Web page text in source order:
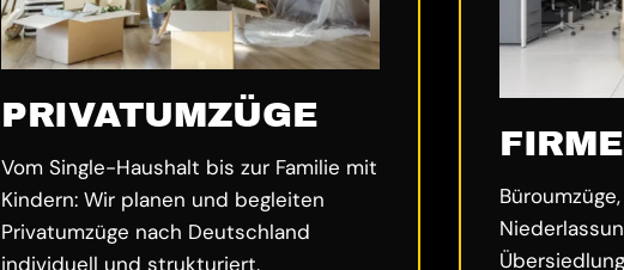
PRIVATUMZÜGE
Vom Single-Haushalt bis zur Familie mit
Kindern: Wir planen und begleiten
Privatumzüge nach Deutschland
individuell und strukturiert.
Büroumzüge,